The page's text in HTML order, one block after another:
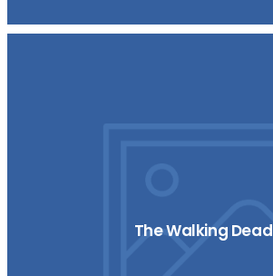
The Walking Dead